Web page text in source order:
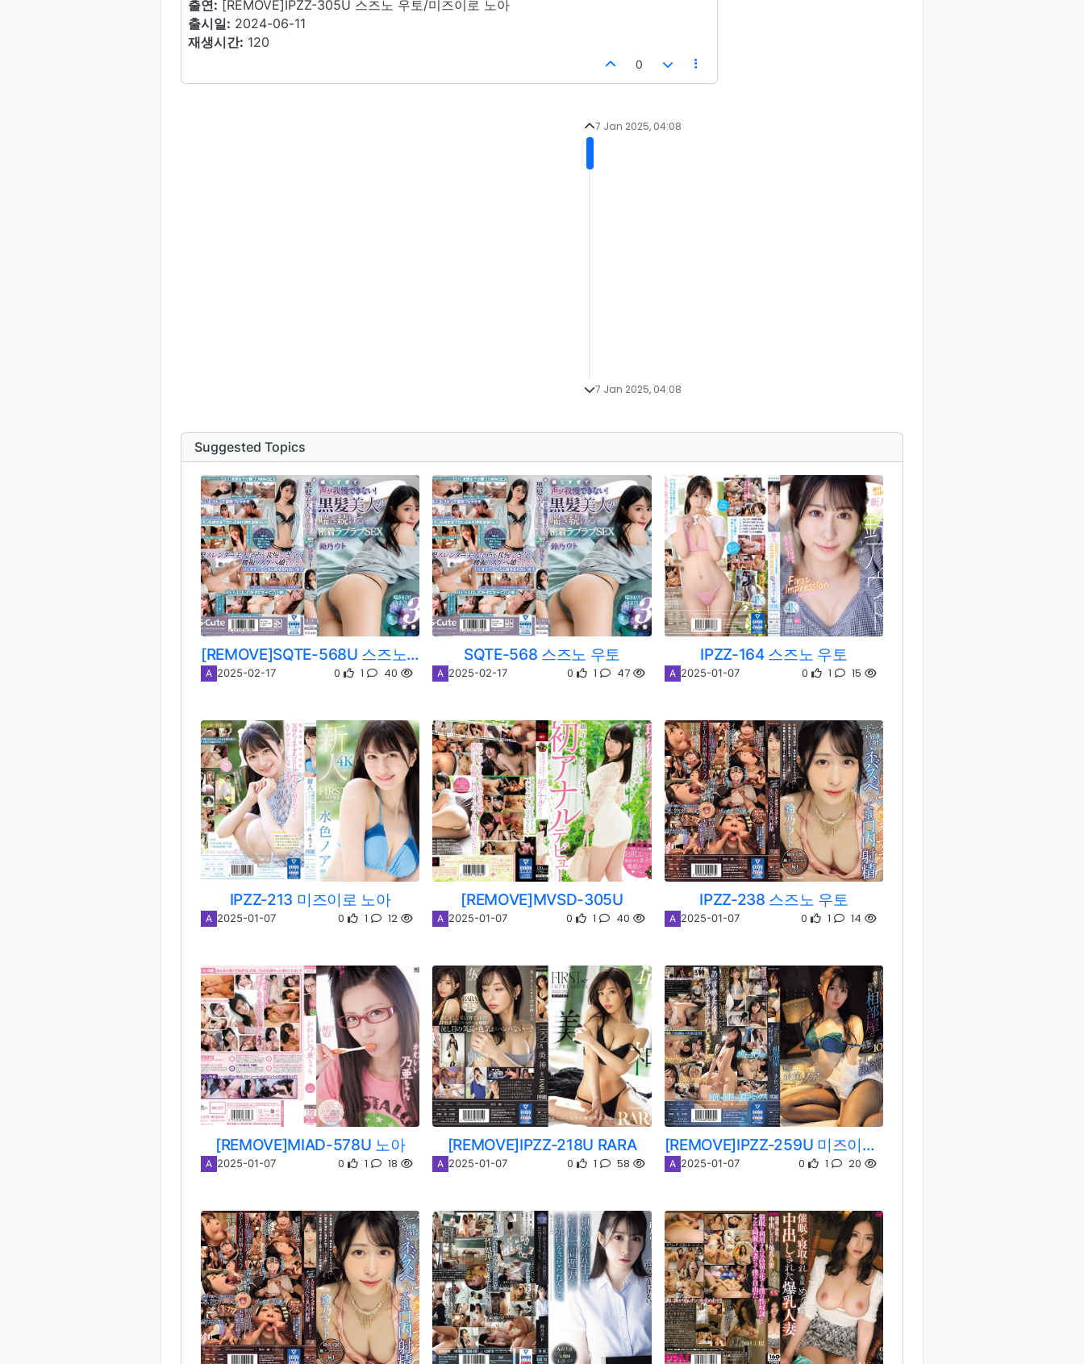
출연: [REMOVE]IPZZ-305U 스즈노 우토/미즈이로 노아
출시일: 2024-06-11
재생시간: 120
0
7 Jan 2025, 04:08
7 Jan 2025, 04:08
Suggested Topics
[REMOVE]SQTE-568U 스즈노 우토
A 2025-02-17 0 1 40
SQTE-568 스즈노 우토
A 2025-02-17 0 1 47
IPZZ-164 스즈노 우토
A 2025-01-07 0 1 15
IPZZ-213 미즈이로 노아
A 2025-01-07 0 1 12
[REMOVE]MVSD-305U
A 2025-01-07 0 1 40
IPZZ-238 스즈노 우토
A 2025-01-07 0 1 14
[REMOVE]MIAD-578U 노아
A 2025-01-07 0 1 18
[REMOVE]IPZZ-218U RARA
A 2025-01-07 0 1 58
[REMOVE]IPZZ-259U 미즈이로 노아
A 2025-01-07 0 1 20